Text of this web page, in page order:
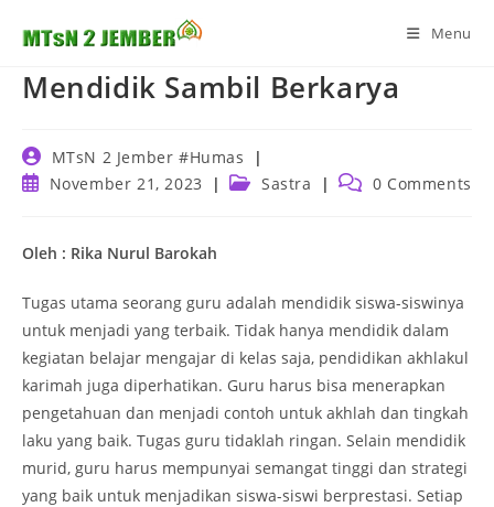
Menu
Mendidik Sambil Berkarya
Post
author:
MTsN 2 Jember #Humas
PostNovember 21, 2023
PostSastra
Post 0 Comments
Oleh : Rika Nurul Barokah
Tugas utama seorang guru adalah mendidik siswa-siswinya
untuk menjadi yang terbaik. Tidak hanya mendidik dalam
kegiatan belajar mengajar di kelas saja, pendidikan akhlakul
karimah juga diperhatikan. Guru harus bisa menerapkan
pengetahuan dan menjadi contoh untuk akhlah dan tingkah
laku yang baik. Tugas guru tidaklah ringan. Selain mendidik
murid, guru harus mempunyai semangat tinggi dan strategi
yang baik untuk menjadikan siswa-siswi berprestasi. Setiap